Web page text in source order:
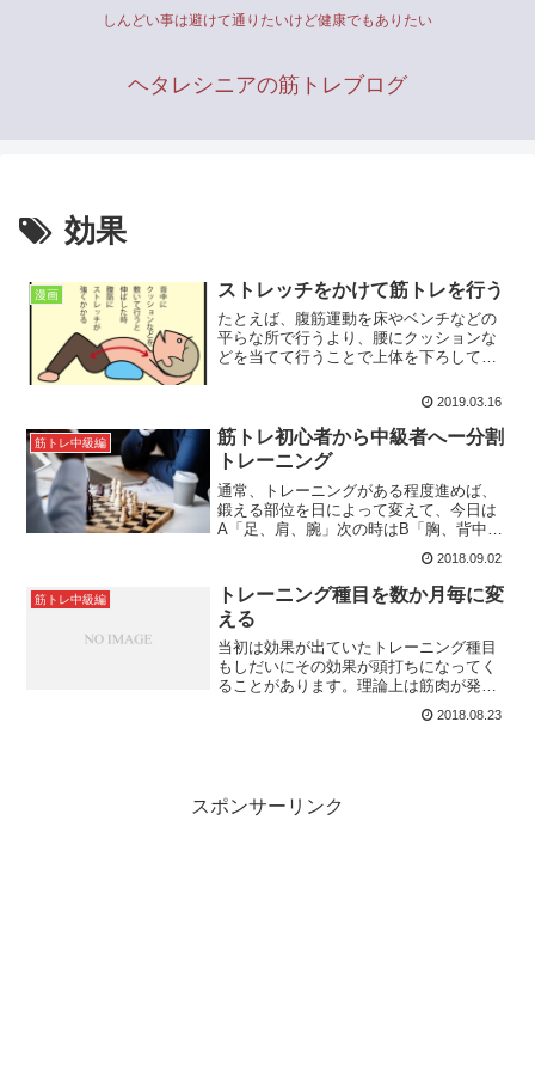
しんどい事は避けて通りたいけど健康でもありたい
ヘタレシニアの筋トレブログ
効果
漫画 ストレッチをかけて筋トレを行う
たとえば、腹筋運動を床やベンチなどの
平らな所で行うより、腰にクッションな
どを当てて行うことで上体を下ろして行
す。この姿勢はエキセントリック収縮だ
ても可動域が広がりますので、有効で
す。
2019.03.16
筋トレ中級編
筋トレ初心者から中級者へー分割
トレーニング
通常、トレーニングがある程度進めば、
鍛える部位を日によって変えて、今日は
A「足、肩、腕」次の時はB「胸、背中、
える部位が３つなら、ひとつの部位につ
いての種目数を増やすことができます
し、トレーニング時間が長くなるという
こともありません。
2018.09.02
筋トレ中級編
トレーニング種目を数か月毎に変
える
当初は効果が出ていたトレーニング種目
もしだいにその効果が頭打ちになってく
ることがあります。理論上は筋肉が発達
てきても、さらに高重量を扱う事でさら
2018.08.23
スポンサーリンク